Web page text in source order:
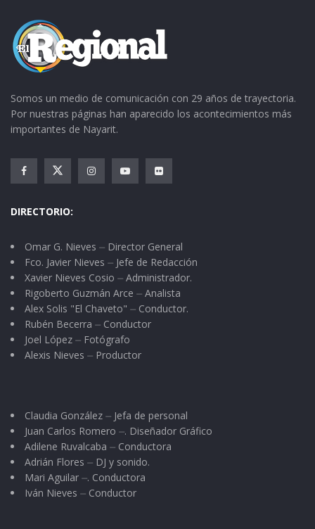
Somos un medio de comunicación con 29 años de trayectoria.
Por nuestras páginas han aparecido los acontecimientos más
importantes de Nayarit.
DIRECTORIO:
Omar G. Nieves ⏤ Director General
Fco. Javier Nieves ⏤ Jefe de Redacción
Xavier Nieves Cosio ⏤ Administrador.
Rigoberto Guzmán Arce ⏤ Analista
Alex Solis "El Chaveto" ⏤ Conductor.
Rubén Becerra ⏤ Conductor
Joel López ⏤ Fotógrafo
Alexis Nieves ⏤ Productor
Claudia González ⏤ Jefa de personal
Juan Carlos Romero ⏤. Diseñador Gráfico
Adilene Ruvalcaba ⏤ Conductora
Adrián Flores ⏤ DJ y sonido.
Mari Aguilar ⏤. Conductora
Iván Nieves ⏤ Conductor